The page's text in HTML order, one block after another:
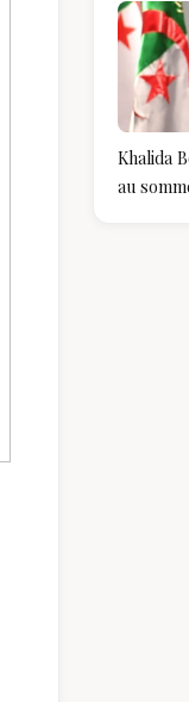
Khalida
au